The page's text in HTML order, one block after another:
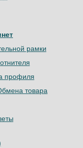
рамки
профиля
товара